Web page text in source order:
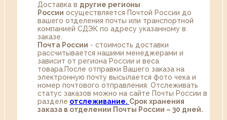
Доставка в другие регионы
России осуществляется Почтой России до
вашего отделения почты или транспортной
компанией СДЭК по адресу указанному в
заказе.
Почта России - стоимость доставки
рассчитывается нашими менеджерами и
зависит от региона России и веса
товара.После отправки Вашего заказа на
электронную почту высылается фото чека и
номер почтового отправления. Отслеживать
статус заказов можно на сайте Почты России в
разделе oтслеживание. Срок хранения
заказа в отделении Почты России – 30 дней.